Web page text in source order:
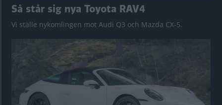
Så står sig nya Toyota RAV4
Vi ställe nykomlingen mot Audi Q3 och Mazda CX-5.